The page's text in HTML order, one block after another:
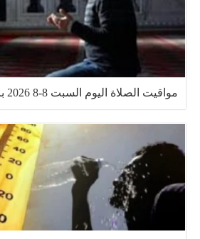
مواقيت الصلاة اليوم السبت 8-8 2026 بالمحافظات